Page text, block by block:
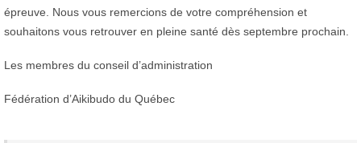
épreuve. Nous vous remercions de votre compréhension et
souhaitons vous retrouver en pleine santé dès septembre prochain.
Les membres du conseil d’administration
Fédération d’Aikibudo du Québec